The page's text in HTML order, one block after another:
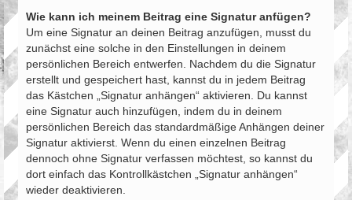
Wie kann ich meinem Beitrag eine Signatur anfügen?
Um eine Signatur an deinen Beitrag anzufügen, musst du
zunächst eine solche in den Einstellungen in deinem
persönlichen Bereich entwerfen. Nachdem du die Signatur
erstellt und gespeichert hast, kannst du in jedem Beitrag
das Kästchen „Signatur anhängen“ aktivieren. Du kannst
eine Signatur auch hinzufügen, indem du in deinem
persönlichen Bereich das standardmäßige Anhängen deiner
Signatur aktivierst. Wenn du einen einzelnen Beitrag
dennoch ohne Signatur verfassen möchtest, so kannst du
dort einfach das Kontrollkästchen „Signatur anhängen“
wieder deaktivieren.